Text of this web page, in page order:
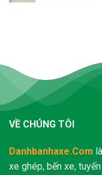
VỀ CHÚNG TÔI
Danhbanhaxe.Com
xe ghép, bến xe,